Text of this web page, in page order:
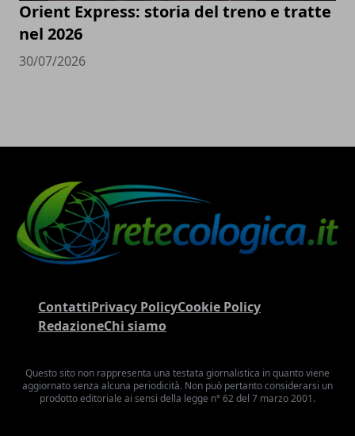
Orient Express: storia del treno e tratte
nel 2026
30/07/2026
ContattiPrivacy PolicyCookie Policy
RedazioneChi siamo
Questo sito non rappresenta una testata giornalistica in quanto viene
aggiornato senza alcuna periodicità. Non può pertanto considerarsi un
prodotto editoriale ai sensi della legge n° 62 del 7 marzo 2001.